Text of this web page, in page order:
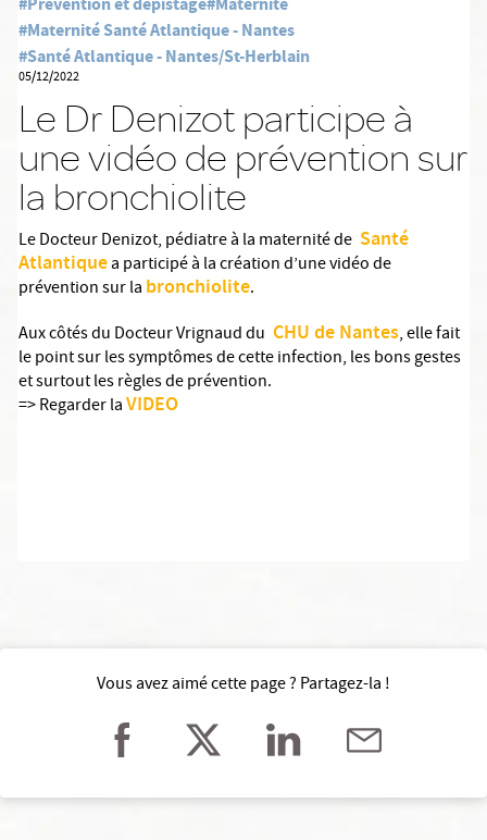
#Maternité Santé Atlantique - Nantes
#Santé Atlantique - Nantes/St-Herblain
05/12/2022
Le Dr Denizot participe à
une vidéo de prévention sur
la bronchiolite
Le Docteur Denizot, pédiatre à la maternité de Santé
Atlantiquea participé à la création d’une vidéo de
prévention sur la bronchiolite.
Aux côtés du Docteur Vrignaud du CHU de Nantes, elle fait
le point sur les symptômes de cette infection, les bons gestes
et surtout les règles de prévention.
=> Regarder laVIDEO
Vous avez aimé cette page ? Partagez-la !